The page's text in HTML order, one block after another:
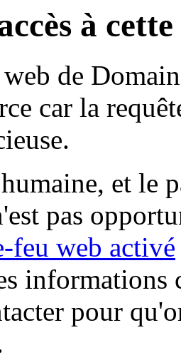
à
de
car la
et le
pas
feu web activé
informations
pour